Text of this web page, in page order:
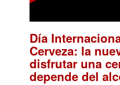
Día
Cerveza: la
disfrutar una
depende del